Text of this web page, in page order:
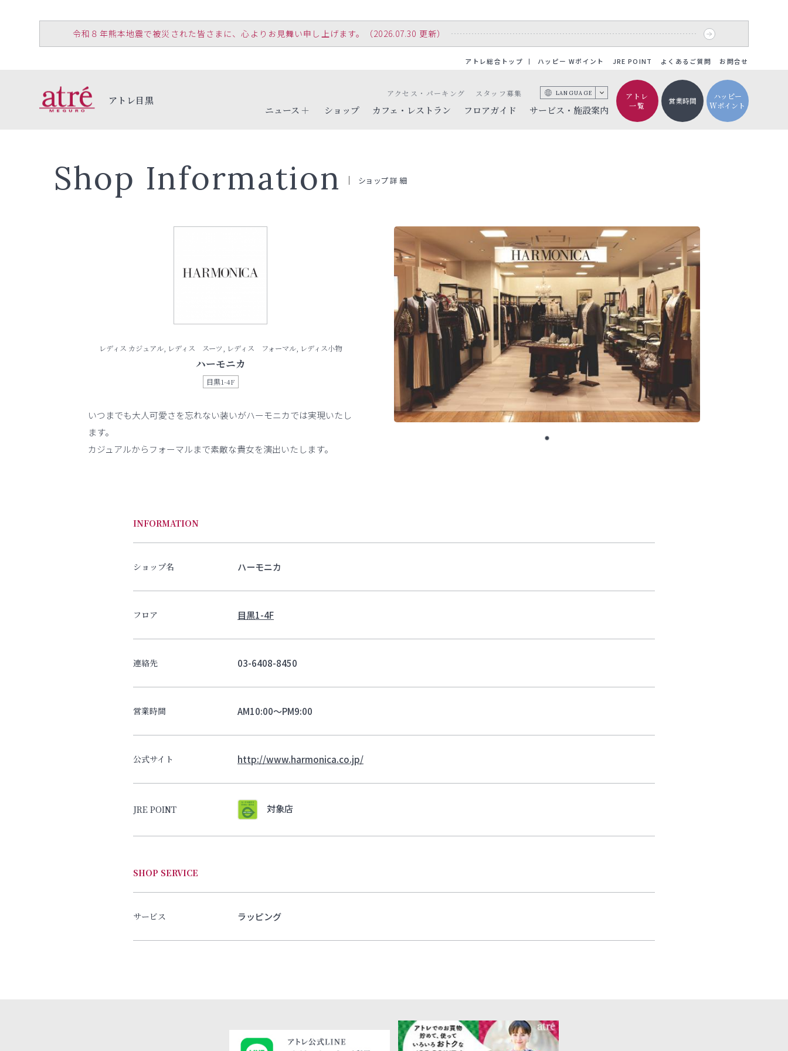
令和８年熊本地震で被災された皆さまに、心よりお見舞い申し上げます。（2026.07.30 更新）
アトレ総合トップ ハッピー Wポイント JRE POINT よくあるご質問 お問合せ
アトレ目黒
ニュース
ショップ カフェ・レストラン フロアガイド サービス・施設案内
アクセス・パーキング スタッフ募集 LANGUAGE
アトレ
一覧
営業時間
ハッピー
Wポイント
Shop Information ショップ詳細
レディス カジュアル, レディス スーツ, レディス フォーマル, レディス小物
ハーモニカ
目黒1-4F
いつまでも大人可愛さを忘れない装いがハーモニカでは実現いたし
ます。
カジュアルからフォーマルまで素敵な貴女を演出いたします。
INFORMATION
ショップ名 ハーモニカ
フロア 目黒1-4F
連絡先 03-6408-8450
営業時間 AM10:00～PM9:00
公式サイト http://www.harmonica.co.jp/
JRE POINT 対象店
SHOP SERVICE
サービス ラッピング